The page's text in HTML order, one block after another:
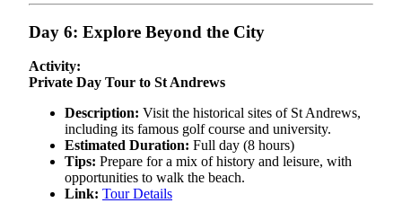
Day 6: Explore Beyond the City
Activity:
Private Day Tour to St Andrews
Description: Visit the historical sites of St Andrews,
including its famous golf course and university.
Estimated Duration: Full day (8 hours)
Tips: Prepare for a mix of history and leisure, with
opportunities to walk the beach.
Link: Tour Details